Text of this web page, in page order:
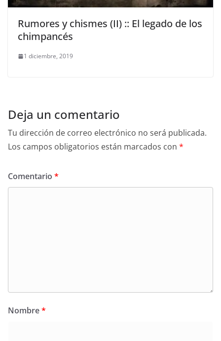
Rumores y chismes (II) :: El legado de los
chimpancés
1 diciembre, 2019
Deja un comentario
Tu dirección de correo electrónico no será publicada.
Los campos obligatorios están marcados con *
Comentario *
Nombre*